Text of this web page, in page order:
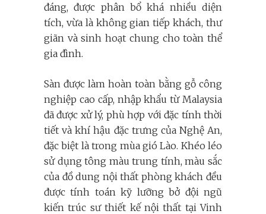
đáng, được phân bổ khá nhiều diện
tích, vừa là không gian tiếp khách, thư
giãn và sinh hoạt chung cho toàn thể
gia đình.
Sàn được làm hoàn toàn bằng gỗ công
nghiệp cao cấp, nhập khẩu từ Malaysia
đã được xử lý, phù hợp với đặc tính thời
tiết và khí hậu đặc trưng của Nghệ An,
đặc biệt là trong mùa gió Lào. Khéo léo
sử dụng tông màu trung tính, màu sắc
của đồ dung nội thất phòng khách đều
được tính toán kỹ lưỡng bở đội ngũ
kiến trúc sư thiết kế nội thất tại Vinh